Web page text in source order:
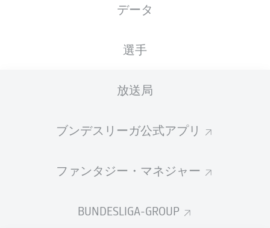
データ
選手
放送局
ブンデスリーガ公式アプリ
ファンタジー・マネジャー
BUNDESLIGA-GROUP
29.12.1999
統計 シーズン 2025/2026